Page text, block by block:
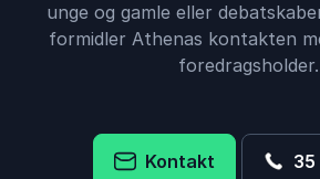
unge og gamle eller
formidler Athenas kontakten
foredragsholder.
Kontakt 35